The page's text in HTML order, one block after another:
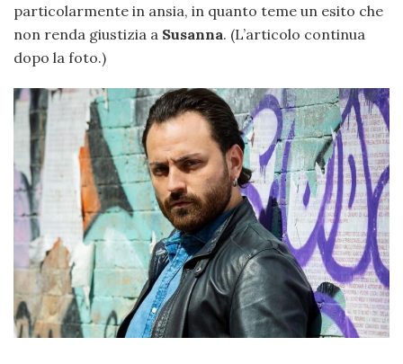
particolarmente in ansia, in quanto teme un esito che
non renda giustizia a Susanna. (L’articolo continua
dopo la foto.)